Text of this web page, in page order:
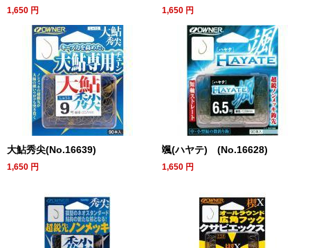
1,650 円 1,650 円
大鮎秀尖(No.16639)
1,650 円
颯(ハヤテ) (No.16628)
1,650 円